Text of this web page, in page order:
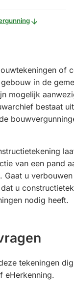
of
in de
mogelijk
bestaat
van een pand
Gaat u
u
nodig heeft.
tekeningen
eHerkenning.